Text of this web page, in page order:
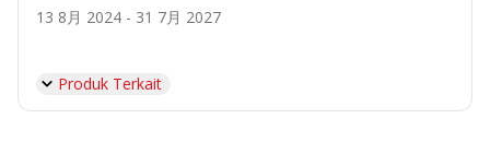
13 8月 2024 - 31 7月 2027
Produk Terkait